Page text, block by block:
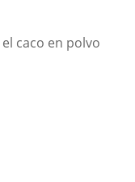
caco en polvo